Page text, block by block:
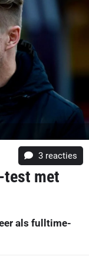
3 reacties
test met
als fulltime-